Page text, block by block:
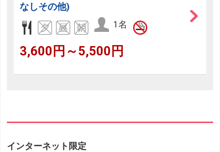
なしその他)
1名
3,600円～5,500円
インターネット限定